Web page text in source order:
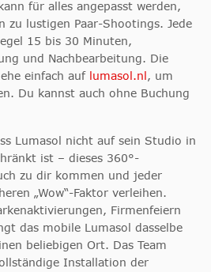
für alles angepasst werden,
zu lustigen Paar-Shootings. Jede
15 bis 30 Minuten,
und Nachbearbeitung. Die
einfach auf lumasol.nl, um
Du kannst auch ohne Buchung
Lumasol nicht auf sein Studio in
ist – dieses 360°-
zu dir kommen und jeder
„Wow“-Faktor verleihen.
Firmenfeiern
das mobile Lumasol dasselbe
beliebigen Ort. Das Team
Installation der